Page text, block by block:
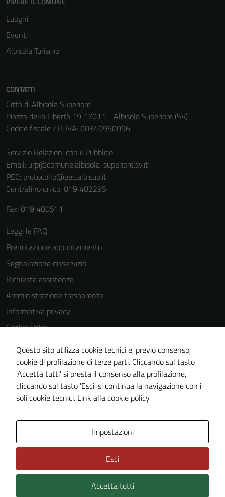
Luoghi
Eventi
Albisola Turismo
CONTATTI
Città di Albisola Superiore
Piazza della Libertà 19 17011 - Albisola Superiore (SV)
Codice fiscale / P. IVA: 00340950096
Servizio Relazioni con il Pubblico
Email: urp@comune.albisola-superiore.sv.it
PEC: protocollo@pec.albisup.it
Centralino unico: 019 482295
Fax: 019 480511
Leggi le FAQ
Prenotazione appuntamento
Segnalazione disservizio
Richiesta assistenza
Amministrazione trasparente
Informativa privacy
Cookie Policy
Note legali
Dichiarazione di accessibilità
Piano di miglioramento del sito
Statistiche sito web
Technical Design s.r.l.
Questo sito utilizza cookie tecnici e, previo consenso,
cookie di profilazione di terze parti. Cliccando sul tasto
'Accetta tutti' si presta il consenso alla profilazione,
cliccando sul tasto 'Esci' si continua la navigazione con i
soli cookie tecnici. Link alla cookie policy
Impostazioni
Esci
Accetta tutti